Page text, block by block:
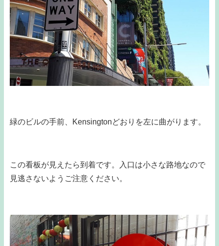
緑のビルの手前、Kensingtonどおりを左に曲がります。
この看板が見えたら到着です。入口は小さな路地なので
見逃さないようご注意ください。